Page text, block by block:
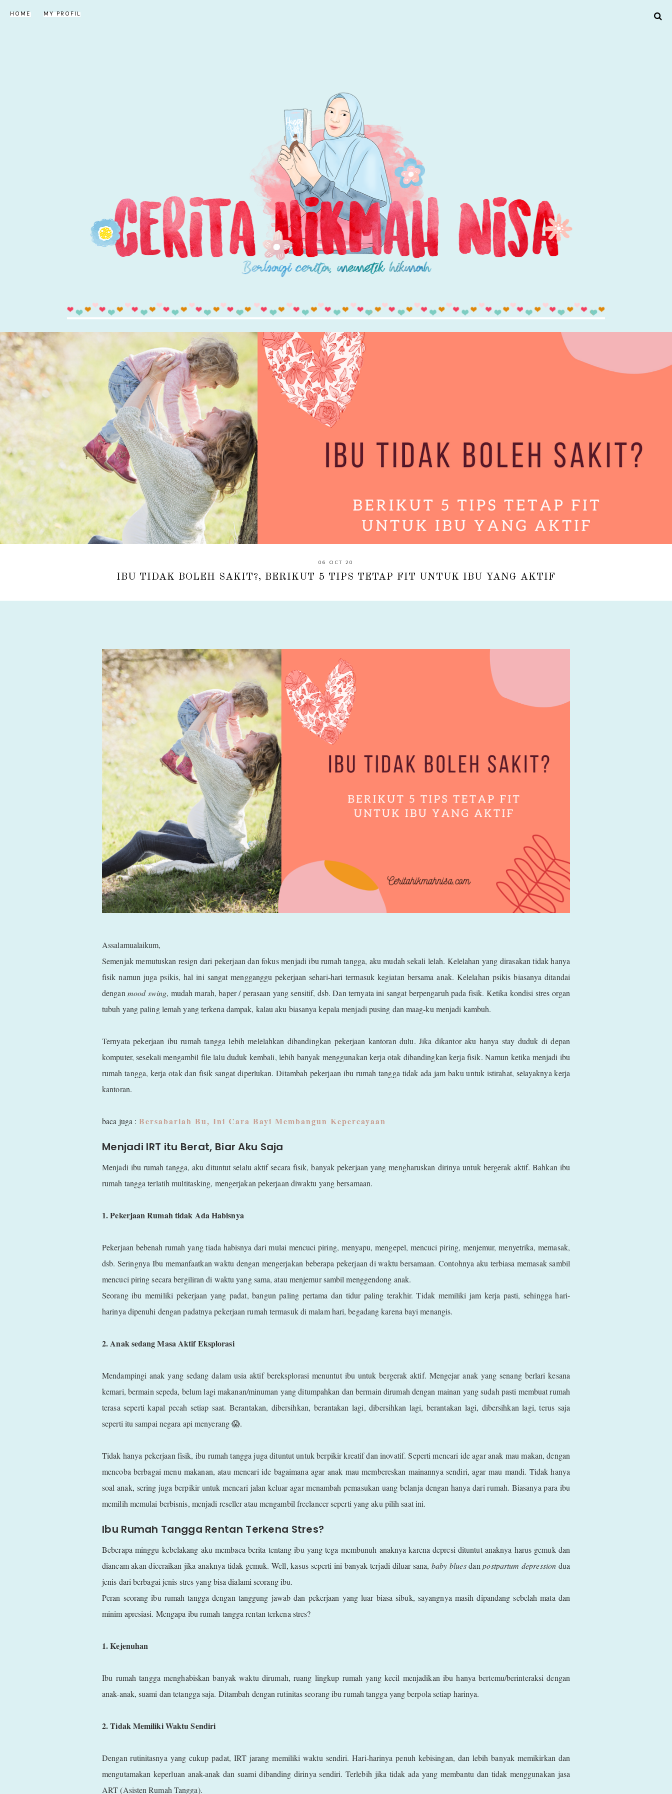
HOME MY PROFIL
06 OCT 20
IBU TIDAK BOLEH SAKIT?, BERIKUT 5 TIPS TETAP FIT UNTUK IBU YANG AKTIF
Assalamualaikum,
Semenjak memutuskan resign dari pekerjaan dan fokus menjadi ibu rumah tangga, aku mudah sekali lelah. Kelelahan yang dirasakan tidak hanya
fisik namun juga psikis, hal ini sangat mengganggu pekerjaan sehari-hari termasuk kegiatan bersama anak. Kelelahan psikis biasanya ditandai
dengan mood swing, mudah marah, baper / perasaan yang sensitif, dsb. Dan ternyata ini sangat berpengaruh pada fisik. Ketika kondisi stres organ
tubuh yang paling lemah yang terkena dampak, kalau aku biasanya kepala menjadi pusing dan maag-ku menjadi kambuh.
Ternyata pekerjaan ibu rumah tangga lebih melelahkan dibandingkan pekerjaan kantoran dulu. Jika dikantor aku hanya stay duduk di depan
komputer, sesekali mengambil file lalu duduk kembali, lebih banyak menggunakan kerja otak dibandingkan kerja fisik. Namun ketika menjadi ibu
rumah tangga, kerja otak dan fisik sangat diperlukan. Ditambah pekerjaan ibu rumah tangga tidak ada jam baku untuk istirahat, selayaknya kerja
kantoran.
baca juga :Bersabarlah Bu, Ini Cara Bayi Membangun Kepercayaan
Menjadi IRT itu Berat, Biar Aku Saja
Menjadi ibu rumah tangga, aku dituntut selalu aktif secara fisik, banyak pekerjaan yang mengharuskan dirinya untuk bergerak aktif. Bahkan ibu
rumah tangga terlatih multitasking, mengerjakan pekerjaan diwaktu yang bersamaan.
1. Pekerjaan Rumah tidak Ada Habisnya
Pekerjaan bebenah rumah yang tiada habisnya dari mulai mencuci piring, menyapu, mengepel, mencuci piring, menjemur, menyetrika, memasak,
dsb. Seringnya Ibu memanfaatkan waktu dengan mengerjakan beberapa pekerjaan di waktu bersamaan. Contohnya aku terbiasa memasak sambil
mencuci piring secara bergiliran di waktu yang sama, atau menjemur sambil menggendong anak.
Seorang ibu memiliki pekerjaan yang padat, bangun paling pertama dan tidur paling terakhir. Tidak memiliki jam kerja pasti, sehingga hari-
harinya dipenuhi dengan padatnya pekerjaan rumah termasuk di malam hari, begadang karena bayi menangis.
2. Anak sedang Masa Aktif Eksplorasi
Mendampingi anak yang sedang dalam usia aktif bereksplorasi menuntut ibu untuk bergerak aktif. Mengejar anak yang senang berlari kesana
kemari, bermain sepeda, belum lagi makanan/minuman yang ditumpahkan dan bermain dirumah dengan mainan yang sudah pasti membuat rumah
terasa seperti kapal pecah setiap saat. Berantakan, dibersihkan, berantakan lagi, dibersihkan lagi, berantakan lagi, dibersihkan lagi, terus saja
seperti itu sampai negara api menyerang 😱.
Tidak hanya pekerjaan fisik, ibu rumah tangga juga dituntut untuk berpikir kreatif dan inovatif. Seperti mencari ide agar anak mau makan, dengan
mencoba berbagai menu makanan, atau mencari ide bagaimana agar anak mau membereskan mainannya sendiri, agar mau mandi. Tidak hanya
soal anak, sering juga berpikir untuk mencari jalan keluar agar menambah pemasukan uang belanja dengan hanya dari rumah. Biasanya para ibu
memilih memulai berbisnis, menjadi reseller atau mengambil freelancer seperti yang aku pilih saat ini.
Ibu Rumah Tangga Rentan Terkena Stres?
Beberapa minggu kebelakang aku membaca berita tentang ibu yang tega membunuh anaknya karena depresi dituntut anaknya harus gemuk dan
diancam akan diceraikan jika anaknya tidak gemuk. Well, kasus seperti ini banyak terjadi diluar sana,baby bluesdanpostpartum depression dua
jenis dari berbagai jenis stres yang bisa dialami seorang ibu.
Peran seorang ibu rumah tangga dengan tanggung jawab dan pekerjaan yang luar biasa sibuk, sayangnya masih dipandang sebelah mata dan
minim apresiasi. Mengapa ibu rumah tangga rentan terkena stres?
1. Kejenuhan
Ibu rumah tangga menghabiskan banyak waktu dirumah, ruang lingkup rumah yang kecil menjadikan ibu hanya bertemu/berinteraksi dengan
anak-anak, suami dan tetangga saja. Ditambah dengan rutinitas seorang ibu rumah tangga yang berpola setiap harinya.
2. Tidak Memiliki Waktu Sendiri
Dengan rutinitasnya yang cukup padat, IRT jarang memiliki waktu sendiri. Hari-harinya penuh kebisingan, dan lebih banyak memikirkan dan
mengutamakan keperluan anak-anak dan suami dibanding dirinya sendiri. Terlebih jika tidak ada yang membantu dan tidak menggunakan jasa
ART (Asisten Rumah Tangga).